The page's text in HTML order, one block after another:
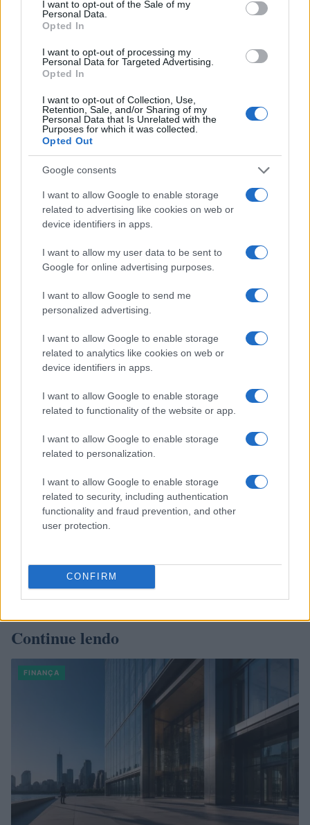
I want to opt-out of the Sale of my
Personal Data.
Opted In
I want to opt-out of processing my
Personal Data for Targeted Advertising.
Opted In
I want to opt-out of Collection, Use,
Retention, Sale, and/or Sharing of my
Personal Data that Is Unrelated with the
Purposes for which it was collected.
Opted Out
Google consents
I want to allow Google to enable storage
related to advertising like cookies on web or
device identifiers in apps.
I want to allow my user data to be sent to
Google for online advertising purposes.
I want to allow Google to send me
personalized advertising.
I want to allow Google to enable storage
related to analytics like cookies on web or
device identifiers in apps.
I want to allow Google to enable storage
related to functionality of the website or app.
I want to allow Google to enable storage
related to personalization.
I want to allow Google to enable storage
related to security, including authentication
functionality and fraud prevention, and other
user protection.
CONFIRM
Breckenridge, uma mulher que conheceu pouco depois de
tiveram três filhos juntos.
de seu vizinho com o objetivo de consolidar as duas
propriedades em um só complexo. Ele gastou US $ 8,2
milhões na propriedade, que fica em um terreno de 1 acre
no bairro nobre de Bel-Air. Eisner já havia consolidado
quatro propriedades de maneira semelhante em Malibu,
criando um complexo maciço em Encinal Bluffs.
AUTOR
Giorgia Stromeo
Continue lendo
FINANÇA